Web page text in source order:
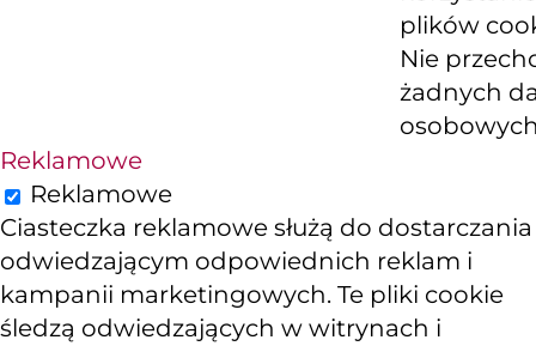
plików
Nie
żadnych
Reklamowe
Reklamowe
Ciasteczka reklamowe służą do dostarczania
odwiedzającym odpowiednich reklam i
kampanii marketingowych. Te pliki cookie
śledzą odwiedzających w witrynach i